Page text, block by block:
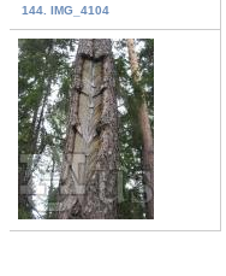
144. IMG_4104